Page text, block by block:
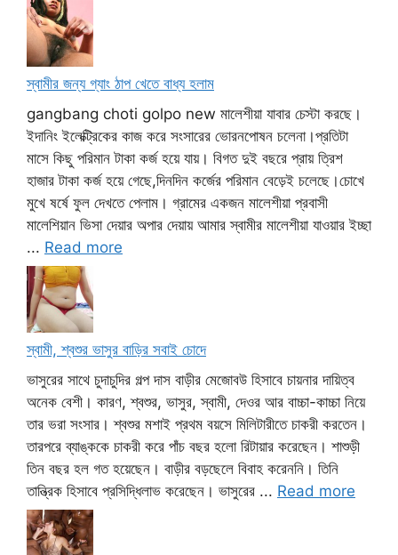
স্বামীর জন্য গ্যাং ঠাপ খেতে বাধ্য হলাম
gangbang choti golpo new মালেশীয়া যাবার চেস্টা করছে।
ইদানিং ইলেক্ট্রিকের কাজ করে সংসারের ভোরনপোষন চলেনা।প্রতিটা
মাসে কিছু পরিমান টাকা কর্জ হয়ে যায়। বিগত দুই বছরে প্রায় ত্রিশ
হাজার টাকা কর্জ হয়ে গেছে,দিনদিন কর্জের পরিমান বেড়েই চলেছে।চোখে
মুখে ষর্ষে ফুল দেখতে পেলাম। গ্রামের একজন মালেশীয়া প্রবাসী
মালেশিয়ান ভিসা দেয়ার অপার দেয়ায় আমার স্বামীর মালেশীয়া যাওয়ার ইচ্ছা
... Read more
স্বামী, শ্বশুর ভাসুর বাড়ির সবাই চোদে
ভাসুরের সাথে চুদাচুদির গল্প দাস বাড়ীর মেজোবউ হিসাবে চায়নার দায়িত্ব
অনেক বেশী। কারণ, শ্বশুর, ভাসুর, স্বামী, দেওর আর বাচ্চা-কাচ্চা নিয়ে
তার ভরা সংসার। শ্বশুর মশাই প্রথম বয়সে মিলিটারীতে চাকরী করতেন।
তারপরে ব্যাঙ্ককে চাকরী করে পাঁচ বছর হলো রিটায়ার করেছেন। শাশুড়ী
তিন বছর হল গত হয়েছেন। বাড়ীর বড়ছেলে বিবাহ করেননি। তিনি
তান্ত্রিক হিসাবে প্রসিদ্ধিলাভ করেছেন। ভাসুরের ... Read more